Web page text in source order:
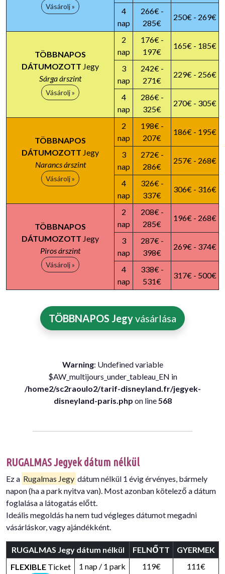
Vásárolj »
4
nap
266€ -
285€
250€ - 269€
TÖBBNAPOS
DÁTUMOZOTT Jegy
Sárga árszint
Vásárolj »
2
nap
176€ -
197€
165€ - 185€
3
nap
242€ -
271€
229€ - 256€
4
nap
286€ -
325€
270€ - 305€
TÖBBNAPOS
DÁTUMOZOTT Jegy
Narancs árszint
Vásárolj »
2
nap
198€ -
207€
186€ - 195€
3
nap
272€ -
286€
257€ - 268€
4
nap
326€ -
337€
306€ - 316€
TÖBBNAPOS
DÁTUMOZOTT Jegy
Piros árszint
Vásárolj »
2
nap
208€ -
285€
196€ - 268€
3
nap
287€ -
398€
269€ - 374€
4
nap
338€ -
531€
317€ - 500€
TÖBBNAPOS Jegyvásárlása
Warning: Undefined variable
$AW_multijours_under_tableau_EN in
/home2/sc2raoulo2/tarif-disneyland.fr/jegyek-
disneyland-paris.php on line568
RUGALMAS Jegyek dátum nélkül
Ez a Rugalmas Jegy dátum nélkül 1 évig érvényes, bármely
napon (ha a park nyitva van). Most azonban kötelező a dátum
foglalása a látogatás előtt.
Ideális megoldás ha nem tud végleges dátumot megadni
vásárláskor, vagy ajándékként.
RUGALMAS Jegy dátum nélkül FELNŐTT
GYERMEK
FLEXIBLETicket 1 nap / 1 park 119€ 111€